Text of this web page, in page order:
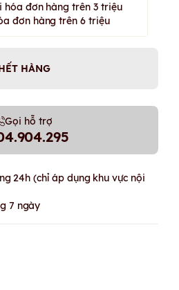
hóa đơn hàng trên 3 triệu
đơn hàng trên 6 triệu
HÀNG
Gọi hỗ trợ
24h (chỉ áp dụng khu vực nội
7 ngày